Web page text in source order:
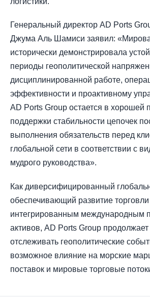
Генеральный директор AD Ports
Джума Аль Шамиси заявил:
исторически демонстрировала
периоды геополитической
дисциплинированной работе,
эффективности и проактивному
AD Ports Group остается в хорошей
поддержки стабильности цепочек
выполнения обязательств перед
глобальной сети в соответствии с
мудрого руководства».
Как диверсифицированный
обеспечивающий развитие
интегрированным международным
активов, AD Ports Group
отслеживать геополитические
возможное влияние на морские
поставок и мировые торговые